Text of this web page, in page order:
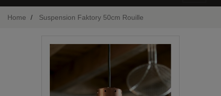
Home Suspension Faktory 50cm Rouille